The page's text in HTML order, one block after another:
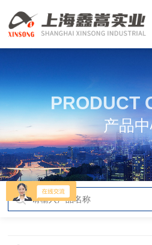
PRODUCT
产品